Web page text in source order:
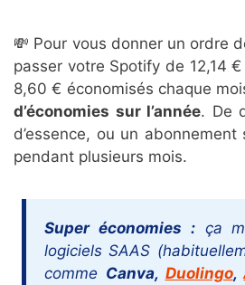
💸 Pour vous donner un ordre
passer votre Spotify de 12,14
8,60 € économisés chaque
d’économies sur l’année. De
d’essence, ou un
pendant plusieurs mois.
Super économies :ça
logiciels SAAS
comme Canva, Duolingo,